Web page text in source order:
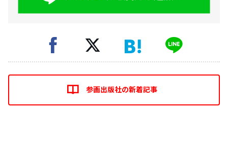
参画出版社の新着記事